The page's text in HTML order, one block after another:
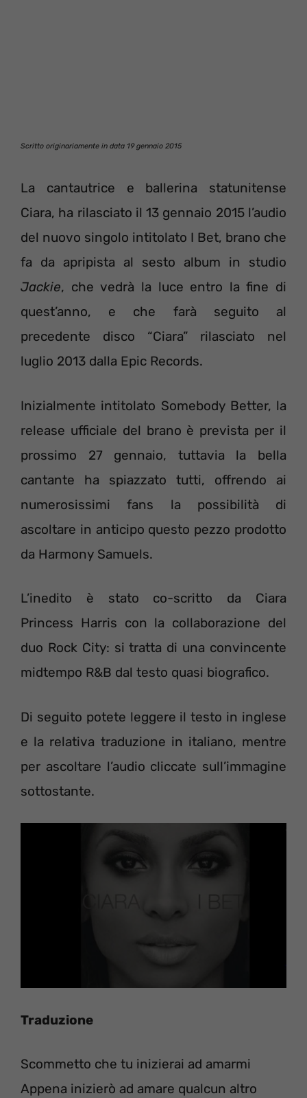
Scritto originariamente in data 19 gennaio 2015
La cantautrice e ballerina statunitense
Ciara, ha rilasciato il 13 gennaio 2015 l’audio
del nuovo singolo intitolato I Bet, brano che
fa da apripista al sesto album in studio
Jackie, che vedrà la luce entro la fine di
quest’anno, e che farà seguito al
precedente disco “Ciara” rilasciato nel
luglio 2013 dalla Epic Records.
Inizialmente intitolato Somebody Better, la
release ufficiale del brano è prevista per il
prossimo 27 gennaio, tuttavia la bella
cantante ha spiazzato tutti, offrendo ai
numerosissimi fans la possibilità di
ascoltare in anticipo questo pezzo prodotto
da Harmony Samuels.
L’inedito è stato co-scritto da Ciara
Princess Harris con la collaborazione del
duo Rock City: si tratta di una convincente
midtempo R&B dal testo quasi biografico.
Di seguito potete leggere il testo in inglese
e la relativa traduzione in italiano, mentre
per ascoltare l’audio cliccate sull’immagine
sottostante.
Traduzione
Scommetto che tu inizierai ad amarmi
Appena inizierò ad amare qualcun altro